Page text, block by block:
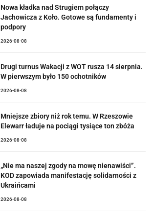
Nowa kładka nad Strugiem połączy
Jachowicza z Koło. Gotowe są fundamenty i
podpory
2026-08-08
Drugi turnus Wakacji z WOT rusza 14 sierpnia.
W pierwszym było 150 ochotników
2026-08-08
Mniejsze zbiory niż rok temu. W Rzeszowie
Elewarr ładuje na pociągi tysiące ton zbóża
2026-08-08
„Nie ma naszej zgody na mowę nienawiści”.
KOD zapowiada manifestację solidarności z
Ukraińcami
2026-08-08